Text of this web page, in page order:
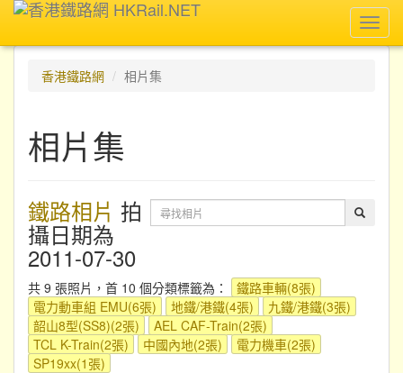
香港鐵路網
相片集
相片集
鐵路相片 拍
攝日期為
2011-07-30
共 9 張照片，首 10 個分類標籤為：
鐵路車輛(8張)
電力動車組 EMU(6張)
地鐵/港鐵(4張)
九鐵/港鐵(3張)
韶山8型(SS8)(2張)
AEL CAF-Train(2張)
TCL K-Train(2張)
中國內地(2張)
電力機車(2張)
SP19xx(1張)